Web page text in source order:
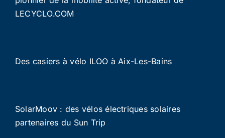
LECYCLO.COM
Des casiers à vélo ILOO à Aix-Les-Bains
SolarMoov : des vélos électriques solaires
partenaires du Sun Trip